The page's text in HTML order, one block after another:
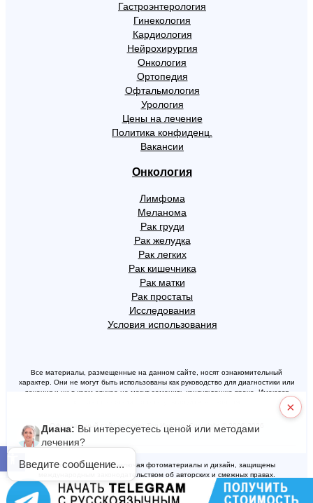
Открыть панель инструментов
Гастроэнтерология
Гинекология
Кардиология
Нейрохирургия
Онкология
Ортопедия
Офтальмология
Урология
Цены на лечение
Политика конфиденц.
Вакансии
Онкология
Лимфома
Меланома
Рак груди
Рак желудка
Рак легких
Рак кишечника
Рак матки
Рак простаты
Исследования
Условия использования
Все материалы, размещенные на данном сайте, носят ознакомительный
характер. Они не могут быть использованы как руководство для диагностики или
лечения и ни в коем случае не могут заменить консультацию врача. Имеются
Официальный сайт клиники Топ Ихилов. Copyright © 2006-2026
Все материалы сайта, включая фотоматериалы и дизайн, защищены
международным законодательством об авторских и смежных правах.
Запрещается копирование или свободное изложение текста, размещенного на
сайте.
×
Диана: Вы интересуетесь ценой или методами
лечения?
Введите сообщение...